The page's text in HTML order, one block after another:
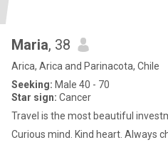
Maria, 38
Arica, Arica and Parinacota, Chile
Seeking: Male 40 - 70
Star sign: Cancer
Travel is the most beautiful
Curious mind. Kind heart. Always